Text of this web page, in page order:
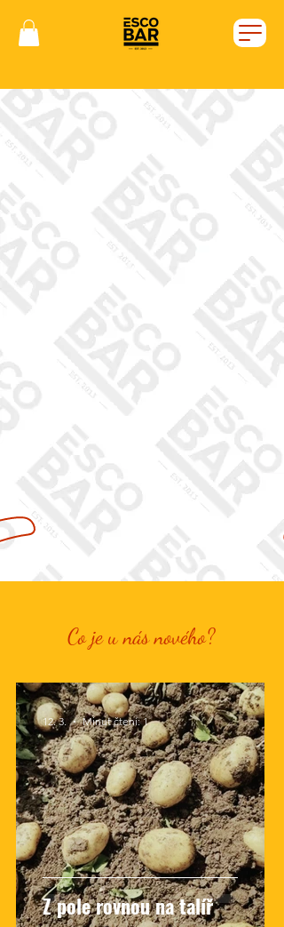
Vítejte v Escobaru!
Chceš u nás posedět?
vycházet z domu, nebo sedíš v
práci a máš šílenou chuť na
naše burgery?
Rozvoz
Virtuální prohlídka
Co je u nás nového?
Z pole rovnou na talíř
12. 3. Minut čtení: 1